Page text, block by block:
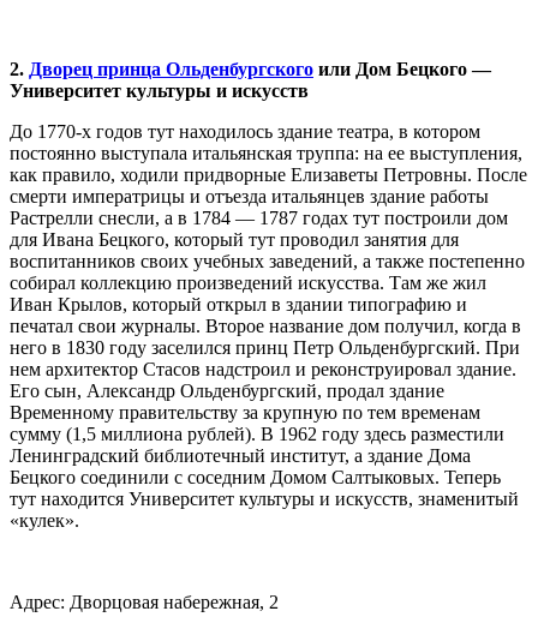
2. Дворец принца Ольденбургского или Дом Бецкого —
Университет культуры и искусств
До 1770-х годов тут находилось здание театра, в котором
постоянно выступала итальянская труппа: на ее выступления,
как правило, ходили придворные Елизаветы Петровны. После
смерти императрицы и отъезда итальянцев здание работы
Растрелли снесли, а в 1784 — 1787 годах тут построили дом
для Ивана Бецкого, который тут проводил занятия для
воспитанников своих учебных заведений, а также постепенно
собирал коллекцию произведений искусства. Там же жил
Иван Крылов, который открыл в здании типографию и
печатал свои журналы. Второе название дом получил, когда в
него в 1830 году заселился принц Петр Ольденбургский. При
нем архитектор Стасов надстроил и реконструировал здание.
Его сын, Александр Ольденбургский, продал здание
Временному правительству за крупную по тем временам
сумму (1,5 миллиона рублей). В 1962 году здесь разместили
Ленинградский библиотечный институт, а здание Дома
Бецкого соединили с соседним Домом Салтыковых. Теперь
тут находится Университет культуры и искусств, знаменитый
«кулек».
Адрес: Дворцовая набережная, 2